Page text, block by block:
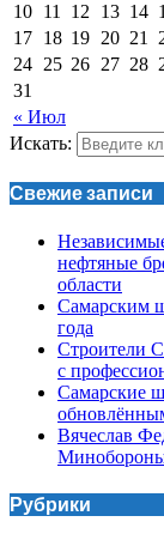
« Июл
10 11 12 13 14
17 18 19 20 21
24 25 26 27 28
31
Искать:
Свежие записи
нефтяные
области
Самарским
года
Строители
с
Самарские
Вячеслав
Рубрики